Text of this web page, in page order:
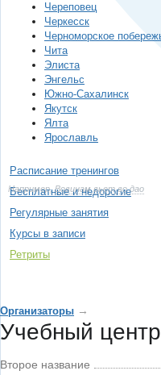
Череповец
Черкесск
Черноморское
Чита
Элиста
Энгельс
Южно-Сахалинск
Якутск
Ялта
Ярославль
Например, Вовинам вьет во дао
Расписание тренингов
Бесплатные и недорогие
Регулярные занятия
Курсы в записи
Ретриты
Организаторы →
Учебный
Второе название